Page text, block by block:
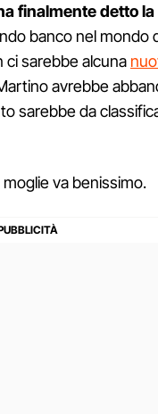
finalmente detto
banco nel mondo
sarebbe alcuna
avrebbe
sarebbe da
va benissimo.